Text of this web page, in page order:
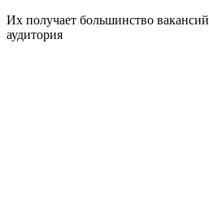
Их получает большинство вакансий
аудитория